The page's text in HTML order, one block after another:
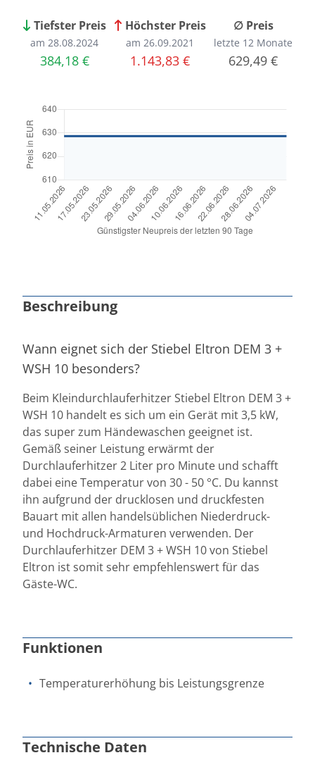
Tiefster Preis
am 28.08.2024
384,18 €
Höchster Preis
am 26.09.2021
1.143,83 €
∅ Preis
letzte 12 Monate
629,49 €
Beschreibung
Wann eignet sich der Stiebel Eltron DEM 3 +
WSH 10 besonders?
Beim Kleindurchlauferhitzer Stiebel Eltron DEM 3 +
WSH 10 handelt es sich um ein Gerät mit 3,5 kW,
das super zum Händewaschen geeignet ist.
Gemäß seiner Leistung erwärmt der
Durchlauferhitzer 2 Liter pro Minute und schafft
dabei eine Temperatur von 30 - 50 °C. Du kannst
ihn aufgrund der drucklosen und druckfesten
Bauart mit allen handelsüblichen Niederdruck-
und Hochdruck-Armaturen verwenden. Der
Durchlauferhitzer DEM 3 + WSH 10 von Stiebel
Eltron ist somit sehr empfehlenswert für das
Gäste-WC.
Funktionen
Temperaturerhöhung bis Leistungsgrenze
Technische Daten